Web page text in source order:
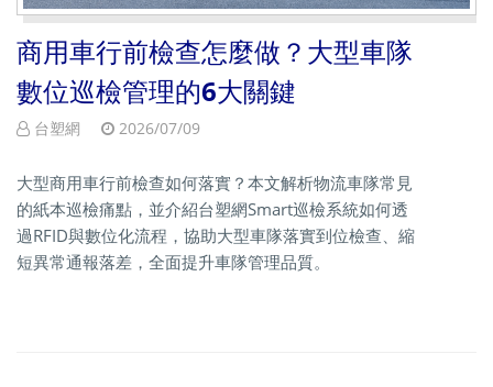
商用車行前檢查怎麼做？大型車隊
數位巡檢管理的6大關鍵
台塑網 2026/07/09
大型商用車行前檢查如何落實？本文解析物流車隊常見
的紙本巡檢痛點，並介紹台塑網Smart巡檢系統如何透
過RFID與數位化流程，協助大型車隊落實到位檢查、縮
短異常通報落差，全面提升車隊管理品質。